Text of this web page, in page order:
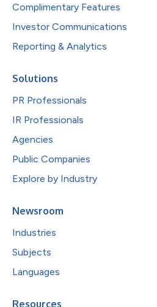
Complimentary Features
Investor Communications
Reporting & Analytics
Solutions
PR Professionals
IR Professionals
Agencies
Public Companies
Explore by Industry
Newsroom
Industries
Subjects
Languages
Resources